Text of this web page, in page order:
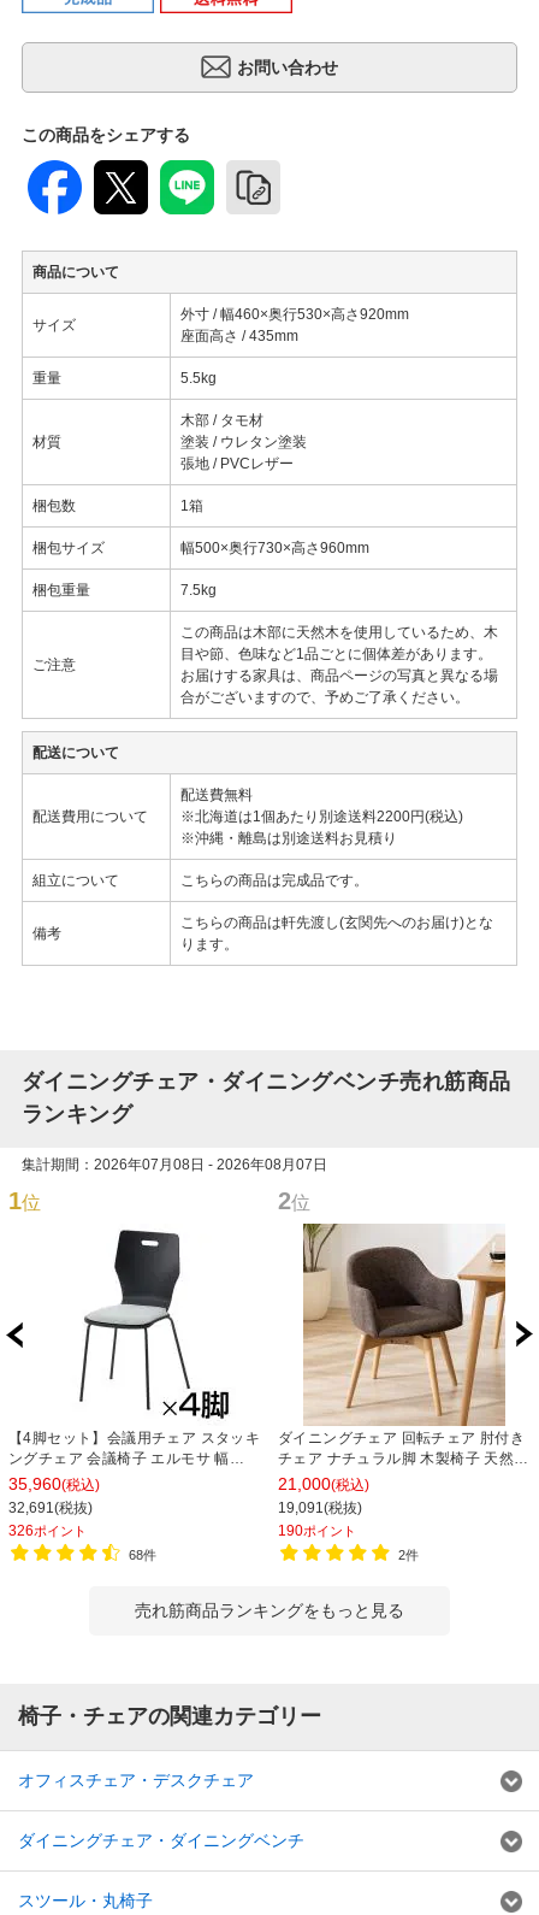
この商品をシェアする
商品について
サイズ
外寸 / 幅460×奥行530×高さ920mm
座面高さ / 435mm
重量 5.5kg
材質
木部 / タモ材
塗装 / ウレタン塗装
張地 / PVCレザー
梱包数 1箱
梱包サイズ 幅500×奥行730×高さ960mm
梱包重量 7.5kg
ご注意
この商品は木部に天然木を使用しているため、木
目や節、色味など1品ごとに個体差があります。
お届けする家具は、商品ページの写真と異なる場
合がございますので、予めご了承ください。
配送について
配送費用について
配送費無料
※北海道は1個あたり別途送料2200円(税込)
※沖縄・離島は別途送料お見積り
組立について こちらの商品は完成品です。
備考
こちらの商品は軒先渡し(玄関先へのお届け)とな
ります。
ダイニングチェア・ダイニングベンチ売れ筋商品
ランキング
集計期間：2026年07月08日 - 2026年08月07日
1位
【4脚セット】会議用チェア スタッキ
ングチェア 会議椅子 エルモサ 幅
500×奥行510×高さ845mm
35,960(税込)
32,691(税抜)
326ポイント
68件
2位
ダイニングチェア 回転チェア 肘付き
チェア ナチュラル脚 木製椅子 天然木
ソフトレザー ファブリック カラフル
食卓椅子 おしゃれ 北欧風 ナチュラル
幅500×奥行550×高さ730mm
21,000(税込)
19,091(税抜)
190ポイント
2件
売れ筋商品ランキングをもっと見る
椅子・チェアの関連カテゴリー
オフィスチェア・デスクチェア
ダイニングチェア・ダイニングベンチ
スツール・丸椅子